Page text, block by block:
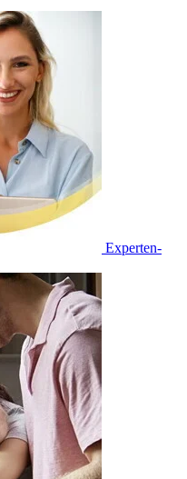
Experten-